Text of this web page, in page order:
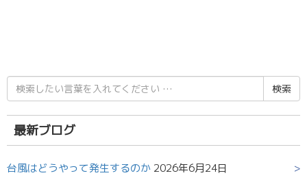
検
索
結
果:
最新ブログ
台風はどうやって発生するのか 2026年6月24日